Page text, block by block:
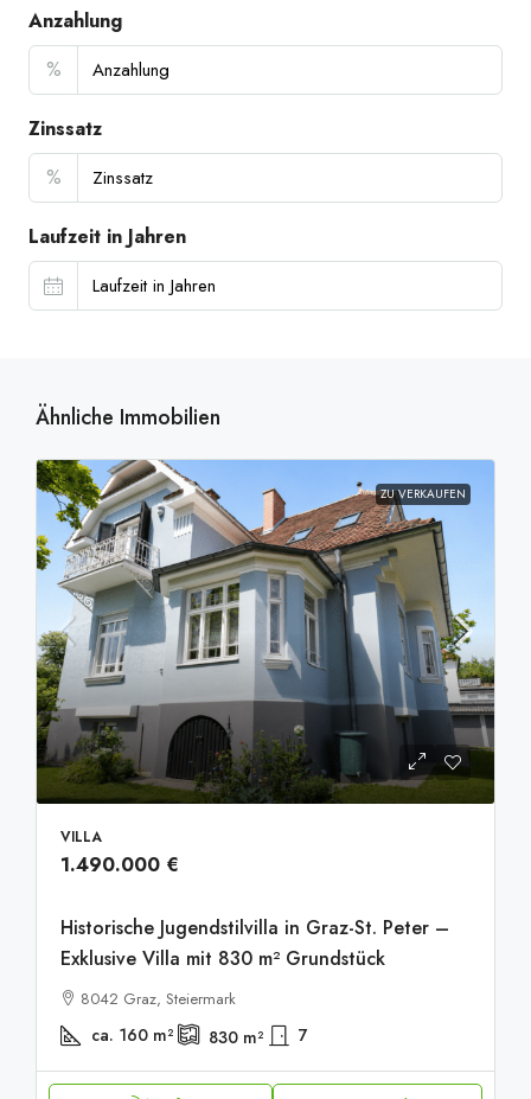
Anzahlung
%
Zinssatz
%
Laufzeit in Jahren
Ähnliche Immobilien
ZU VERKAUFEN
VILLA
1.490.000 €
Historische Jugendstilvilla in Graz-St. Peter –
Exklusive Villa mit 830 m² Grundstück
8042 Graz, Steiermark
ca. 160 m² 830 m² 7